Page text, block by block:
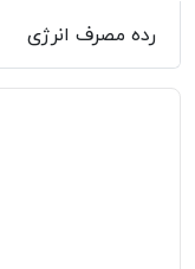
رده مصرف انرژی